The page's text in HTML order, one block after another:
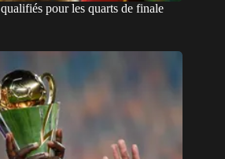
pour les quarts de finale